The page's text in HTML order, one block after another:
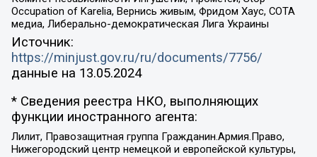
Occupation of Karelia, Вернись живым, Фридом Хаус, СОТА
медиа, Либерально-демократическая Лига Украины
Источник:
https://minjust.gov.ru/ru/documents/7756/
данные на 13.05.2024
* Сведения реестра НКО, выполняющих
функции иностранного агента:
Лилит, Правозащитная группа Гражданин.Армия.Право,
Нижегородский центр немецкой и европейской культуры,